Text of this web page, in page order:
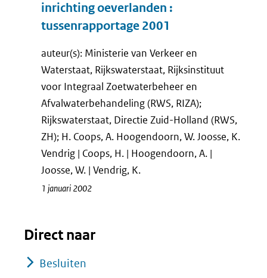
inrichting oeverlanden :
tussenrapportage 2001
auteur(s): Ministerie van Verkeer en
Waterstaat, Rijkswaterstaat, Rijksinstituut
voor Integraal Zoetwaterbeheer en
Afvalwaterbehandeling (RWS, RIZA);
Rijkswaterstaat, Directie Zuid-Holland (RWS,
ZH); H. Coops, A. Hoogendoorn, W. Joosse, K.
Vendrig | Coops, H. | Hoogendoorn, A. |
Joosse, W. | Vendrig, K.
1 januari 2002
Direct naar
Besluiten